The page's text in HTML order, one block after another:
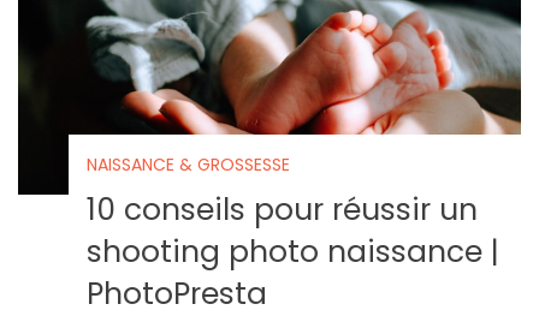
NAISSANCE & GROSSESSE
10 conseils pour réussir un
shooting photo naissance |
PhotoPresta